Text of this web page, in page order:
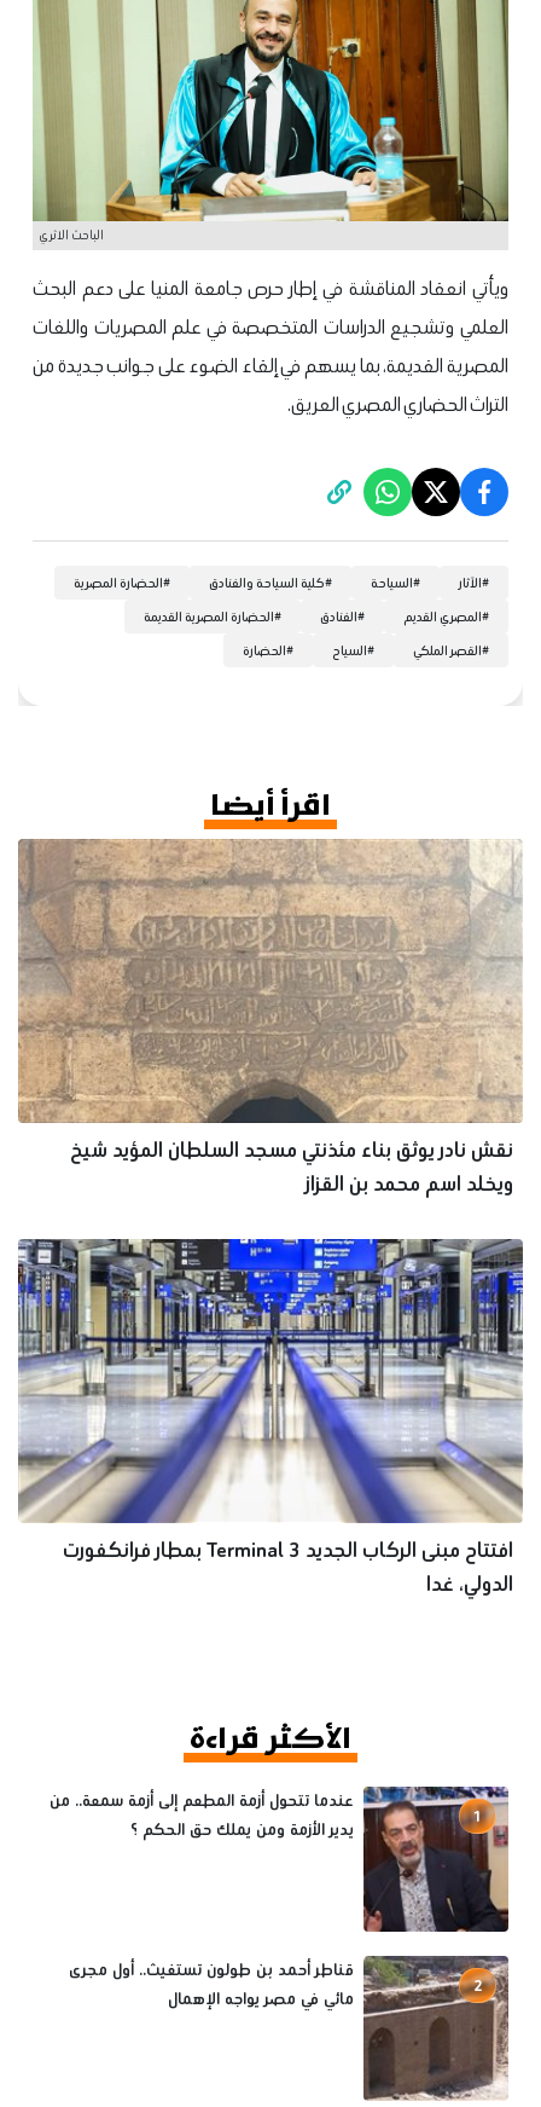
الباحث الاثري
ويأتي انعقاد المناقشة في إطار حرص جامعة المنيا على دعم البحث
العلمي وتشجيع الدراسات المتخصصة في علم المصريات واللغات
المصرية القديمة، بما يسهم في إلقاء الضوء على جوانب جديدة من
التراث الحضاري المصري العريق.
#الآثار #السياحة #كلية السياحة والفنادق #الحضارة المصرية
#المصري القديم #الفنادق #الحضارة المصرية القديمة
#القصر الملكي #السياح #الحضارة
اقرأ أيضا
نقش نادر يوثق بناء مئذنتي مسجد السلطان المؤيد شيخ
ويخلد اسم محمد بن القزاز
افتتاح مبنى الركاب الجديد Terminal 3 بمطار فرانكفورت
الدولي، غدا
الأكثر قراءة
1
عندما تتحول أزمة المطعم إلى أزمة سمعة.. من
يدير الأزمة ومن يملك حق الحكم ؟
2
قناطر أحمد بن طولون تستغيث.. أول مجرى
مائي في مصر يواجه الإهمال